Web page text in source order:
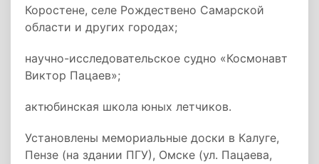
Коростене, селе Рождествено Самарской
области и других городах;
научно-исследовательское судно «Космонавт
Виктор Пацаев»;
актюбинская школа юных летчиков.
Установлены мемориальные доски в Калуге,
Пензе (на здании ПГУ), Омске (ул. Пацаева,